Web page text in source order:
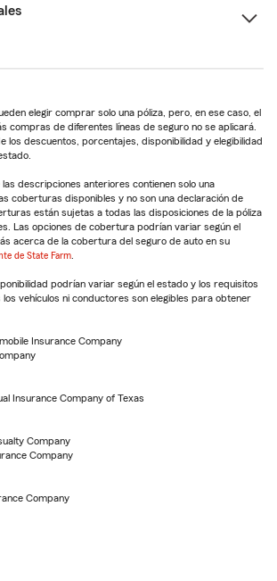
elegir comprar solo una póliza, pero, en ese caso, el
compras de diferentes líneas de seguro no se aplicará.
los descuentos, porcentajes, disponibilidad y elegibilidad
descripciones anteriores contienen solo una
coberturas disponibles y no son una declaración de
están sujetas a todas las disposiciones de la póliza
Las opciones de cobertura podrían variar según el
acerca de la cobertura del seguro de auto en su
de State Farm
podrían variar según el estado y los requisitos
los vehículos ni conductores son elegibles para obtener
Insurance Company
Insurance Company of Texas
Company
Company
Company